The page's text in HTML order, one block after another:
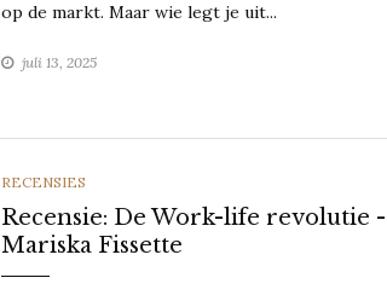
op de markt. Maar wie legt je uit...
juli 13, 2025
CATEGORIES
RECENSIES
Recensie: De Work-life revolutie -
Mariska Fissette